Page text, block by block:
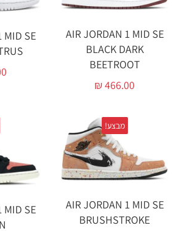
AIR JORDAN 1 MID SE
BLACK DARK
BEETROOT
₪466.00
MID SE
מבצע!
AIR JORDAN 1 MID SE
BRUSHSTROKE
MID SE